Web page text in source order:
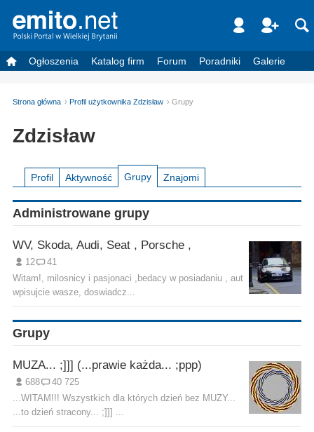
Ogłoszenia Katalog firm Forum Poradniki Galerie
Strona główna Profil użytkownika Zdzisław Grupy
Zdzisław
Profil Aktywność Grupy Znajomi
Administrowane grupy
WV, Skoda, Audi, Seat , Porsche ,
12
41
Witam!, milosnicy i pasjonaci ,bedacy w posiadaniu , aut
wpisujcie wasze, doswiadcz...
Grupy
MUZA... ;]]] (...prawie każda... ;ppp)
688
40 725
...WITAM!!! Wszystkich dla których dzień bez MUZY...
...to dzień stracony... ;]]] ...